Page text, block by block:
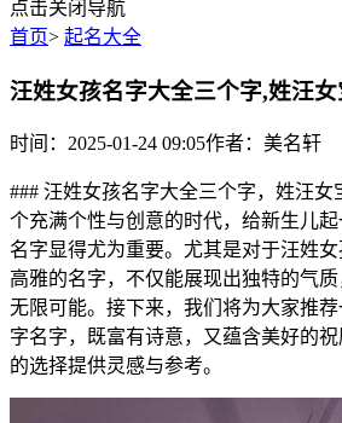
点击关闭导航
首页> 起名大全
汪姓女孩名字大全三个字,姓汪
时间：2025-01-24 09:05作者：美名轩
### 汪姓女孩名字大全三个字，姓汪
个充满个性与创意的时代，给新生儿
名字显得尤为重要。尤其是对于汪姓
高雅的名字，不仅能展现出独特的气
无限可能。接下来，我们将为大家推
字名字，既富有诗意，又蕴含美好的
的选择提供灵感与参考。